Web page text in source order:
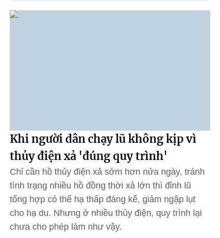
Khi người dân chạy lũ không kịp vì
thủy điện xả 'đúng quy trình'
Chỉ cần hồ thủy điện xả sớm hơn nửa ngày, tránh
tình trạng nhiều hồ đồng thời xả lớn thì đỉnh lũ
tổng hợp có thể hạ thấp đáng kể, giảm ngập lụt
cho hạ du. Nhưng ở nhiều thủy điện, quy trình lại
chưa cho phép làm như vậy.